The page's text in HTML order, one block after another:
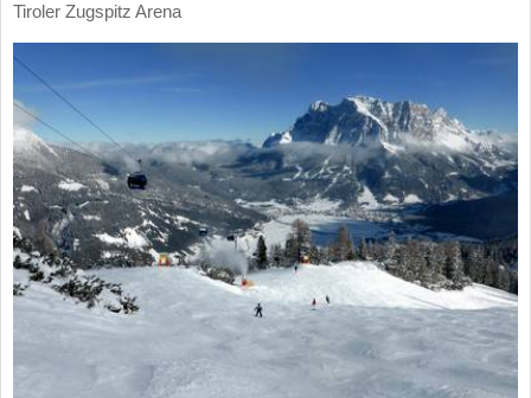
Tiroler Zugspitz Arena